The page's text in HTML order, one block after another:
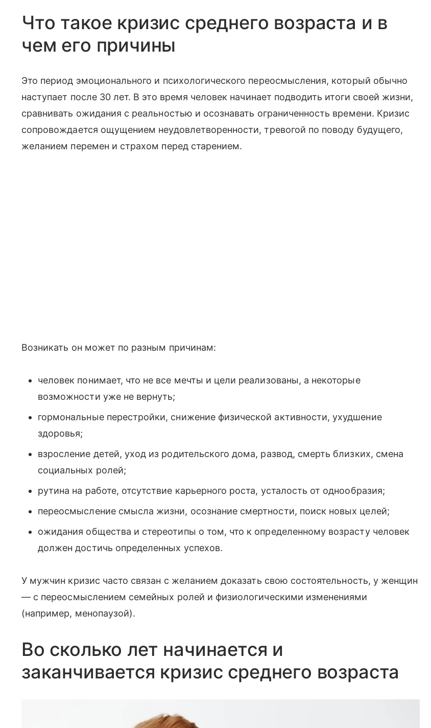
Что такое кризис среднего возраста и в
чем его причины
Это период эмоционального и психологического переосмысления, который обычно
наступает после 30 лет. В это время человек начинает подводить итоги своей жизни,
сравнивать ожидания с реальностью и осознавать ограниченность времени. Кризис
сопровождается ощущением неудовлетворенности, тревогой по поводу будущего,
желанием перемен и страхом перед старением.
Возникать он может по разным причинам:
человек понимает, что не все мечты и цели реализованы, а некоторые
возможности уже не вернуть;
гормональные перестройки, снижение физической активности, ухудшение
здоровья;
взросление детей, уход из родительского дома, развод, смерть близких, смена
социальных ролей;
рутина на работе, отсутствие карьерного роста, усталость от однообразия;
переосмысление смысла жизни, осознание смертности, поиск новых целей;
ожидания общества и стереотипы о том, что к определенному возрасту человек
должен достичь определенных успехов.
У мужчин кризис часто связан с желанием доказать свою состоятельность, у женщин
— с переосмыслением семейных ролей и физиологическими изменениями
(например, менопаузой).
Во сколько лет начинается и
заканчивается кризис среднего возраста